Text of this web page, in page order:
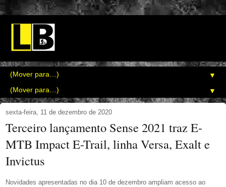
▼
▼
sexta-feira, 11 de dezembro de 2020
Terceiro lançamento Sense 2021 traz E-
MTB Impact E-Trail, linha Versa, Exalt e
Invictus
Novidades apresentadas no dia 10 de dezembro ampliam acesso ao